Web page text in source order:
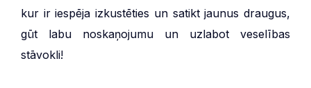
kur ir iespēja izkustēties un satikt jaunus draugus,
gūt labu noskaņojumu un uzlabot veselības
stāvokli!